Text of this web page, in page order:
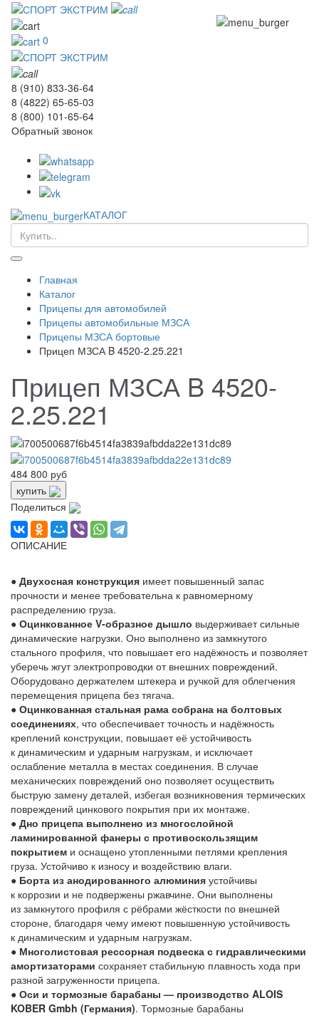
0
8 (910) 833-36-64
8 (4822) 65-65-03
8 (800) 101-65-64
Обратный звонок
КАТАЛОГ
Главная
Каталог
Прицепы для автомобилей
Прицепы автомобильные МЗСА
Прицепы МЗСА бортовые
Прицеп МЗСА B 4520-2.25.221
Прицеп МЗСА B 4520-
2.25.221
484 800 руб
купить
Поделиться
ОПИСАНИЕ
● Двухосная конструкция имеет повышенный запас
прочности и менее требовательна к равномерному
распределению груза.
● Оцинкованное V-образное дышло выдерживает сильные
динамические нагрузки. Оно выполнено из замкнутого
стального профиля, что повышает его надёжность и позволяет
уберечь жгут электропроводки от внешних повреждений.
Оборудовано держателем штекера и ручкой для облегчения
перемещения прицепа без тягача.
● Оцинкованная стальная рама собрана на болтовых
соединениях, что обеспечивает точность и надёжность
креплений конструкции, повышает её устойчивость
к динамическим и ударным нагрузкам, и исключает
ослабление металла в местах соединения. В случае
механических повреждений оно позволяет осуществить
быструю замену деталей, избегая возникновения термических
повреждений цинкового покрытия при их монтаже.
● Дно прицепа выполнено из многослойной
ламинированной фанеры с противоскользящим
покрытием и оснащено утопленными петлями крепления
груза. Устойчиво к износу и воздействию влаги.
● Борта из анодированного алюминия устойчивы
к коррозии и не подвержены ржавчине. Они выполнены
из замкнутого профиля с рёбрами жёсткости по внешней
стороне, благодаря чему имеют повышенную устойчивость
к динамическим и ударным нагрузкам.
● Многолистовая рессорная подвеска с гидравлическими
амортизаторами сохраняет стабильную плавность хода при
разной загруженности прицепа.
● Оси и тормозные барабаны — производство ALOIS
KOBER Gmbh (Германия). Тормозные барабаны